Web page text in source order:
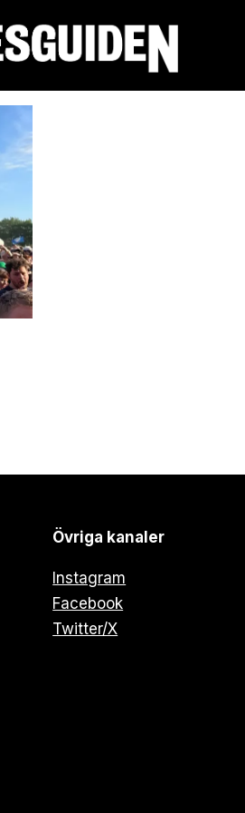
Övriga kanaler
Instagram
Facebook
Twitter/X